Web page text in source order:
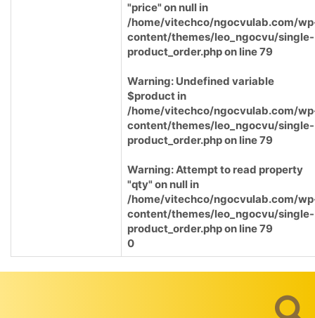
"price" on null in
/home/vitechco/ngocvulab.com/
content/themes/leo_ngocvu/single-
product_order.phpon line79
Warning: Undefined variable
$product in
/home/vitechco/ngocvulab.com/
content/themes/leo_ngocvu/single-
product_order.phpon line79
Warning: Attempt to read property
"qty" on null in
/home/vitechco/ngocvulab.com/
content/themes/leo_ngocvu/single-
product_order.phpon line79
0